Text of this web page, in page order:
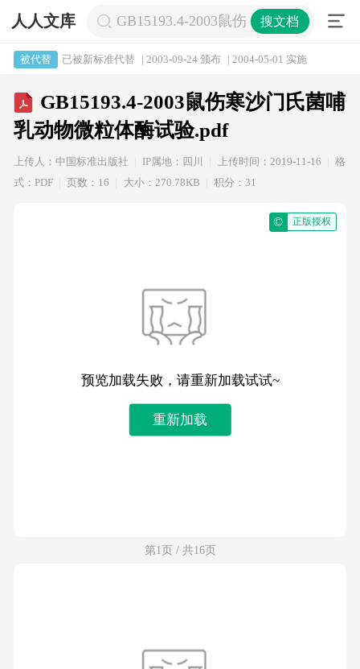
人人文库 GB15193.4-2003鼠伤寒沙门氏菌哺乳
搜文档
被代替 已被新标准代替 | 2003-09-24 颁布 | 2004-05-01 实施
GB15193.4-2003鼠伤寒沙门氏菌哺
乳动物微粒体酶试验.pdf
上传人：中国标准出版社 IP属地：四川 上传时间：2019-11-16
格
式：PDF
页数：16 大小：270.78KB 积分：31
© 正版授权
预览加载失败，请重新加载试试~
重新加载
第1页 / 共16页